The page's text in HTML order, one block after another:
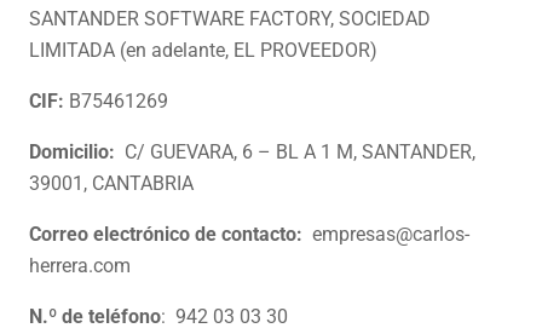
SANTANDER SOFTWARE FACTORY, SOCIEDAD
LIMITADA (en adelante, EL PROVEEDOR)
CIF: B75461269
Domicilio: C/ GUEVARA, 6 – BL A 1 M, SANTANDER,
39001, CANTABRIA
Correo electrónico de contacto: empresas@carlos-
herrera.com
N.º de teléfono: 942 03 03 30